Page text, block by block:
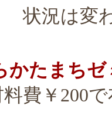
ます
かたまち
布か